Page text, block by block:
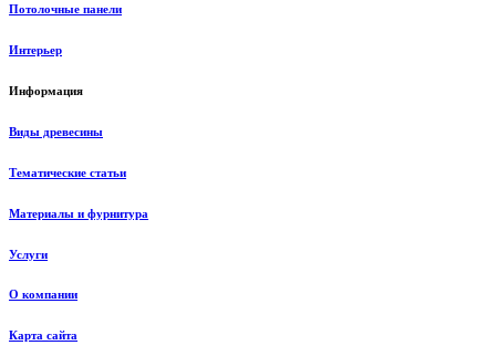
Потолочные панели
Интерьер
Информация
Виды древесины
Тематические статьи
Материалы и фурнитура
Услуги
О компании
Карта сайта